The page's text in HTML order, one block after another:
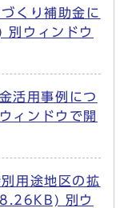
くり補助金に
ウィンドウ
活用事例につ
ィンドウで開
用途地区の拡
別ウ